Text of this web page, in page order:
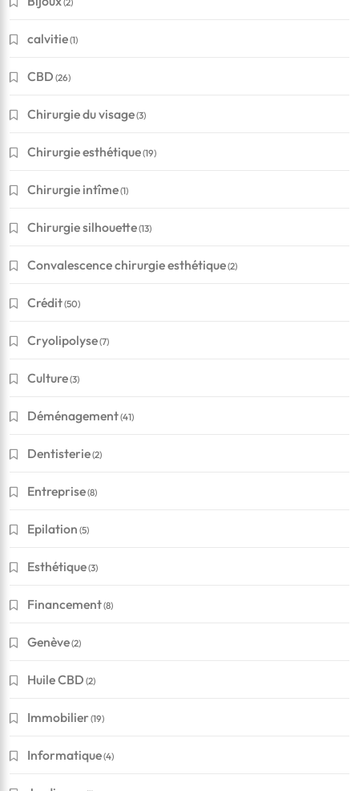
calvitie(1)
CBD (26)
Chirurgie du visage(3)
Chirurgie esthétique(19)
Chirurgie intîme(1)
Chirurgie silhouette(13)
Convalescence chirurgie esthétique(2)
Crédit(50)
Cryolipolyse(7)
Culture(3)
Déménagement(41)
Dentisterie(2)
Entreprise(8)
Epilation (5)
Esthétique(3)
Financement(8)
Genève(2)
Huile CBD (2)
Immobilier(19)
Informatique(4)